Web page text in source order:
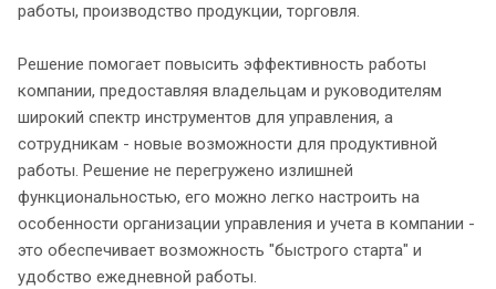
работы, производство продукции, торговля.
Решение помогает повысить эффективность работы
компании, предоставляя владельцам и руководителям
широкий спектр инструментов для управления, а
сотрудникам - новые возможности для продуктивной
работы. Решение не перегружено излишней
функциональностью, его можно легко настроить на
особенности организации управления и учета в компании -
это обеспечивает возможность "быстрого старта" и
удобство ежедневной работы.